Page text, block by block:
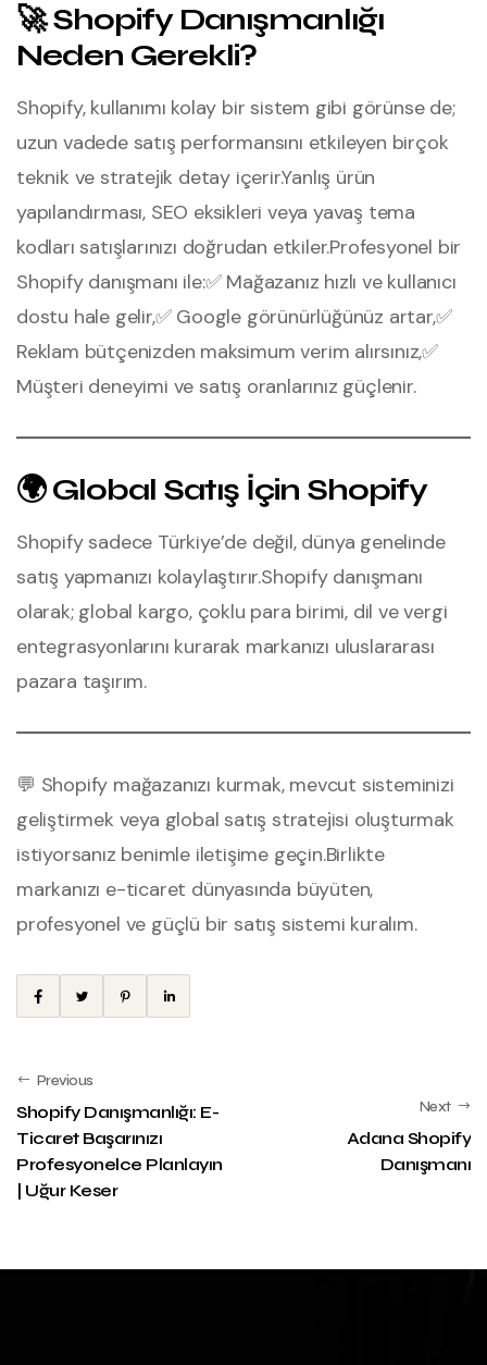
🚀 Shopify Danışmanlığı
Neden Gerekli?
Shopify, kullanımı kolay bir sistem gibi görünse de;
uzun vadede satış performansını etkileyen birçok
teknik ve stratejik detay içerir.Yanlış ürün
yapılandırması, SEO eksikleri veya yavaş tema
kodları satışlarınızı doğrudan etkiler.Profesyonel bir
Shopify danışmanı ile:✅ Mağazanız hızlı ve kullanıcı
dostu hale gelir,✅ Google görünürlüğünüz artar,✅
Reklam bütçenizden maksimum verim alırsınız,✅
Müşteri deneyimi ve satış oranlarınız güçlenir.
🌍 Global Satış İçin Shopify
Shopify sadece Türkiye’de değil, dünya genelinde
satış yapmanızı kolaylaştırır.Shopify danışmanı
olarak; global kargo, çoklu para birimi, dil ve vergi
entegrasyonlarını kurarak markanızı uluslararası
pazara taşırım.
💬 Shopify mağazanızı kurmak, mevcut sisteminizi
geliştirmek veya global satış stratejisi oluşturmak
istiyorsanız benimle iletişime geçin.Birlikte
markanızı e-ticaret dünyasında büyüten,
profesyonel ve güçlü bir satış sistemi kuralım.
Previous
Shopify Danışmanlığı: E-
Ticaret Başarınızı
Profesyonelce Planlayın
| Uğur Keser
Next
Adana Shopify
Danışmanı